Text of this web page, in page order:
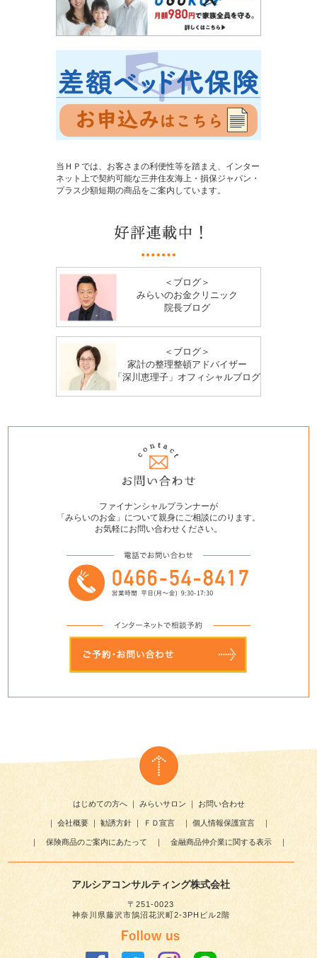
当ＨＰでは、お客さまの利便性等を踏まえ、インター
ネット上で契約可能な三井住友海上・損保ジャパン・
プラス少額短期の商品をご案内しています。
＜ブログ＞
みらいのお金クリニック
院長ブログ
＜ブログ＞
家計の整理整頓アドバイザー
「深川恵理子」オフィシャルブログ
ファイナンシャルプランナーが
「みらいのお金」について親身にご相談にのります。
お気軽にお問い合わせください。
はじめての方へ｜ みらいサロン ｜ お問い合わせ
｜会社概要｜ 勧誘方針｜ ＦＤ宣言｜ 個人情報保護宣言｜
｜ 保険商品のご案内にあたって ｜ 金融商品仲介業に関する表示｜
アルシアコンサルティング株式会社
〒251-0023
神奈川県藤沢市鵠沼花沢町2-3PHビル2階